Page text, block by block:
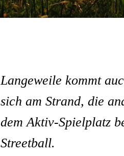
Langeweile kommt
sich am Strand, die
dem Aktiv-Spielplatz
Streetball.